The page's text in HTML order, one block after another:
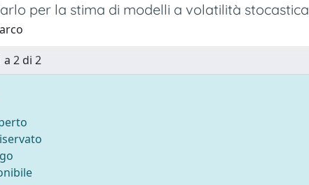
per la stima di modelli a volatilità stocastica
2 di 2